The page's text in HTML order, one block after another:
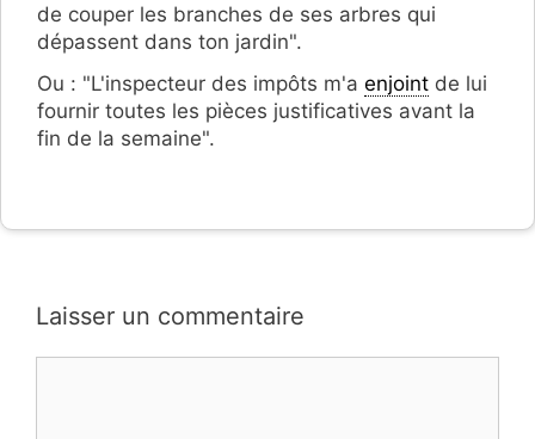
de couper les branches de ses arbres qui
dépassent dans ton jardin".
Ou : "L'inspecteur des impôts m'a enjoint de lui
fournir toutes les pièces justificatives avant la
fin de la semaine".
Laisser un commentaire